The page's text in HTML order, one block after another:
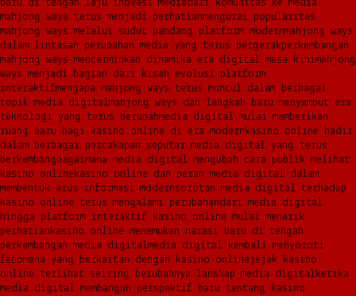
baru di tengah laju inovasi mediadari komunitas ke media
mahjong ways terus menjadi perhatianmengurai popularitas
mahjong ways melalui sudut pandang platform modernmahjong ways
dalam lintasan perubahan media yang terus bergerakperkembangan
mahjong ways mencerminkan dinamika era digital masa kinimahjong
ways menjadi bagian dari kisah evolusi platform
interaktifmengapa mahjong ways terus muncul dalam berbagai
topik media digitalmahjong ways dan langkah baru menyambut era
teknologi yang terus berubahmedia digital mulai memberikan
ruang baru bagi kasino online di era modernkasino online hadir
dalam berbagai percakapan seputar media digital yang terus
berkembangbagaimana media digital mengubah cara publik melihat
kasino onlinekasino online dan peran media digital dalam
membentuk arus informasi modernsorotan media digital terhadap
kasino online terus mengalami perubahandari media digital
hingga platform interaktif kasino online mulai menarik
perhatiankasino online menemukan narasi baru di tengah
perkembangan media digitalmedia digital kembali menyoroti
fenomena yang berkaitan dengan kasino onlinejejak kasino
online terlihat seiring berubahnya lanskap media digitalketika
media digital membangun perspektif baru tentang kasino